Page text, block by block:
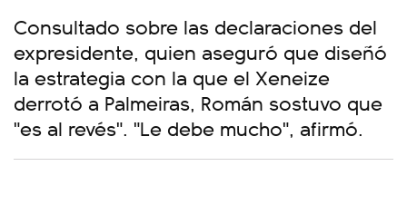
Consultado sobre las declaraciones del
expresidente, quien aseguró que diseñó
la estrategia con la que el Xeneize
derrotó a Palmeiras, Román sostuvo que
"es al revés". "Le debe mucho", afirmó.